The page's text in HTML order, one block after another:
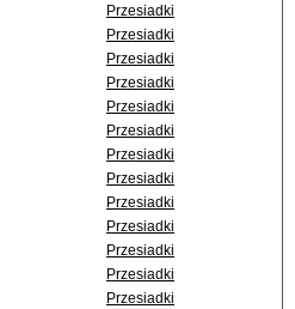
Przesiadki
Przesiadki
Przesiadki
Przesiadki
Przesiadki
Przesiadki
Przesiadki
Przesiadki
Przesiadki
Przesiadki
Przesiadki
Przesiadki
Przesiadki